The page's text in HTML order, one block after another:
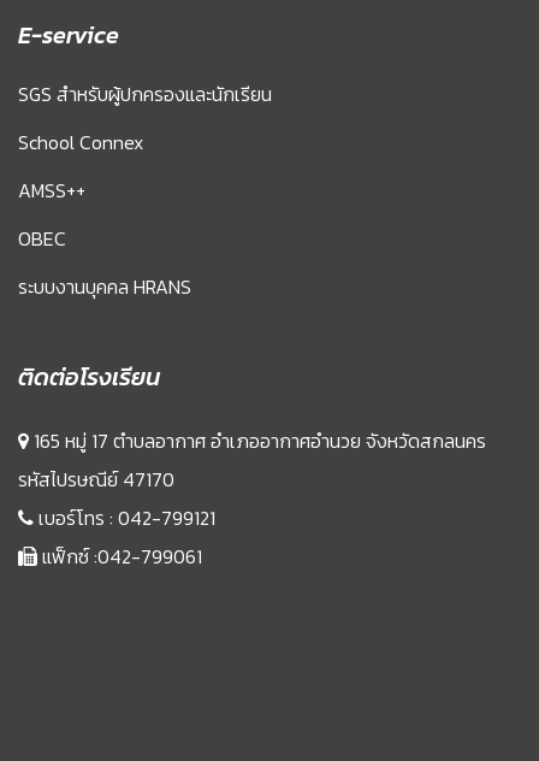
E-service
SGS สำหรับผู้ปกครองและนักเรียน
School Connex
AMSS++
OBEC
ระบบงานบุคคล HRANS
ติดต่อโรงเรียน
165 หมู่ 17 ตำบลอากาศ อำเภออากาศอำนวย จังหวัดสกลนคร
รหัสไปรษณีย์ 47170
เบอร์โทร : 042-799121
แฟ็กซ์ :042-799061